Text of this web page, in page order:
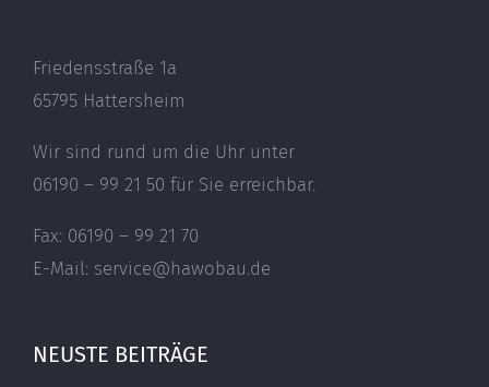
Friedensstraße 1a
65795 Hattersheim
Wir sind rund um die Uhr unter
06190 – 99 21 50 für Sie erreichbar.
Fax: 06190 – 99 21 70
E-Mail: service@hawobau.de
NEUSTE BEITRÄGE